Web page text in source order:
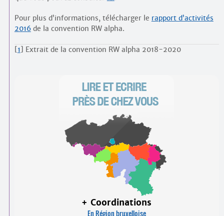
Pour plus d’informations, télécharger le rapport d’activités
2016de la convention RW alpha.
[1] Extrait de la convention RW alpha 2018-2020
+ Coordinations
En Région bruxelloise